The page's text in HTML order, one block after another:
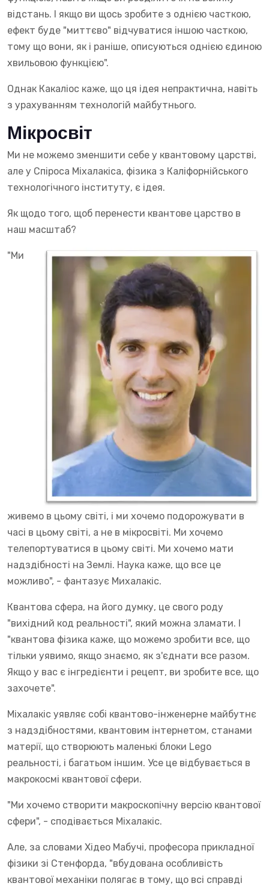
відстань. І якщо ви щось зробите з однією часткою,
ефект буде "миттєво" відчуватися іншою часткою,
тому що вони, як і раніше, описуються однією єдиною
хвильовою функцією".
Однак Какаліос каже, що ця ідея непрактична, навіть
з урахуванням технологій майбутнього.
Мікросвіт
Ми не можемо зменшити себе у квантовому царстві,
але у Спіроса Міхалакіса, фізика з Каліфорнійського
технологічного інституту, є ідея.
Як щодо того, щоб перенести квантове царство в
наш масштаб?
"Ми
живемо в цьому світі, і ми хочемо подорожувати в
часі в цьому світі, а не в мікросвіті. Ми хочемо
телепортуватися в цьому світі. Ми хочемо мати
надздібності на Землі. Наука каже, що все це
можливо", - фантазує Михалакіс.
Квантова сфера, на його думку, це свого роду
"вихідний код реальності", який можна зламати. І
"квантова фізика каже, що можемо зробити все, що
тільки уявимо, якщо знаємо, як з'єднати все разом.
Якщо у вас є інгредієнти і рецепт, ви зробите все, що
захочете".
Міхалакіс уявляє собі квантово-інженерне майбутнє
з надздібностями, квантовим інтернетом, станами
матерії, що створюють маленькі блоки Lego
реальності, і багатьом іншим. Усе це відбувається в
макрокосмі квантової сфери.
"Ми хочемо створити макроскопічну версію квантової
сфери", - сподівається Міхалакіс.
Але, за словами Хідео Мабучі, професора прикладної
фізики зі Стенфорда, "вбудована особливість
квантової механіки полягає в тому, що всі справді